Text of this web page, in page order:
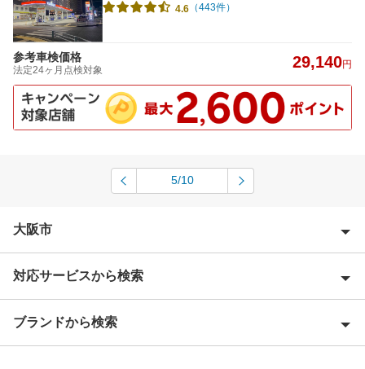
4.6 （443件）
参考車検価格
法定24ヶ月点検対象 29,140円
5/10
大阪市
大阪市旭区
大阪市生野区
対応サービスから検索
Award 受賞店
ブランドから検索